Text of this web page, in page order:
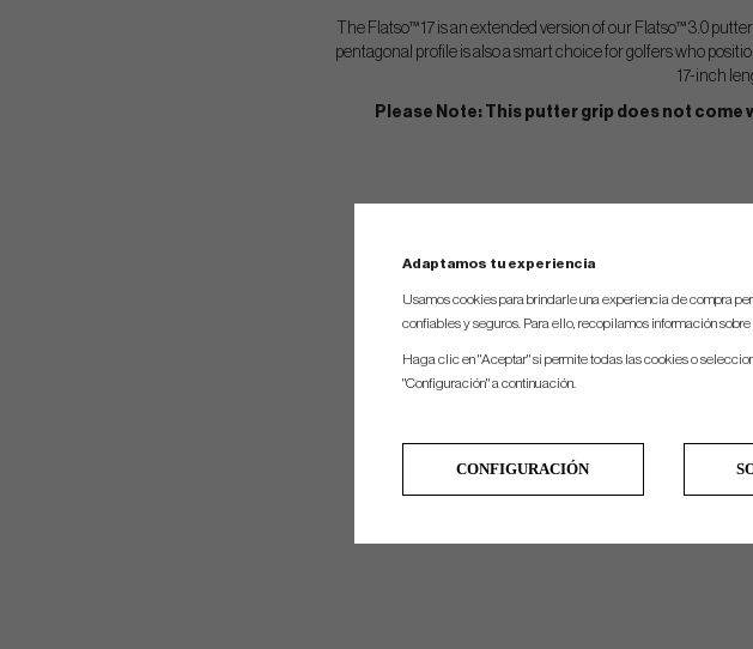
The Flatso™ 17 is an extended version of our Flatso™ 3.0
pentagonal profile is also a smart choice for golfers who
17-inch
Please Note: This putter grip does not
Adaptamos tu experiencia
Usamos cookies para brindarle una experiencia de compra
confiables y seguros. Para ello, recopilamos información
Haga clic en "Aceptar" si permite todas las cookies o
"Configuración" a continuación.
CONFIGURACIÓN